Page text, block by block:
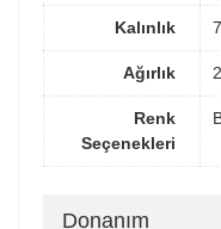
Kalınlık
Ağırlık
Renk
Seçenekleri
Donanım